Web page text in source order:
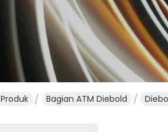
Produk Bagian ATM Diebold